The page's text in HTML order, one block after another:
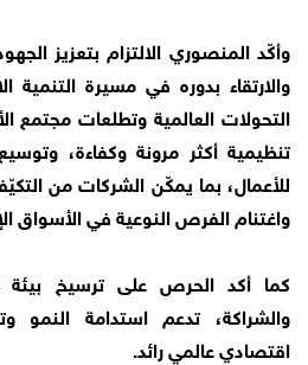
وأكّد المنصوري الالتزام بتعزيز
والارتقاء بدوره في مسيرة التنمية
التحولات العالمية وتطلعات مجتمع
تنظيمية أكثر مرونة وكفاءة،
للأعمال، بما يمكّن الشركات من
واغتنام الفرص النوعية في الأسواق
كما أكد الحرص على ترسيخ بيئة
والشراكة، تدعم استدامة النمو
اقتصادي عالمي رائد.